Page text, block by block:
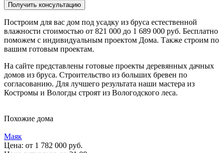
Получить консультацию
Построим для вас дом под усадку из бруса естественной
влажности стоимостью от 821 000 до 1 689 000 руб. Бесплатно
поможем с индивидуальным проектом Дома. Также строим по
вашим готовым проектам.
На сайте представлены готовые проекты деревянных дачных
домов из бруса. Строительство из больших бревен по
согласованию. Для лучшего результата наши мастера из
Костромы и Вологды строят из Вологодского леса.
Похожие дома
Маяк
Цена: от 1 782 000 руб.